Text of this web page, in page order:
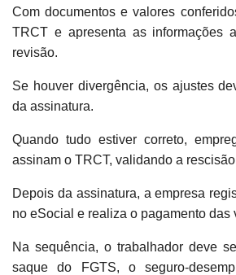
Com documentos e valores
TRCT e apresenta as informações
revisão.
Se houver divergência, os ajustes
da assinatura.
Quando tudo estiver correto,
assinam o TRCT, validando a
Depois da assinatura, a empresa
no eSocial e realiza o pagamento das
Na sequência, o trabalhador deve
saque do FGTS, o seguro-